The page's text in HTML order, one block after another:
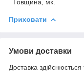
Товщина, мк.
Приховати
Умови доставки
Доставка здійснюється